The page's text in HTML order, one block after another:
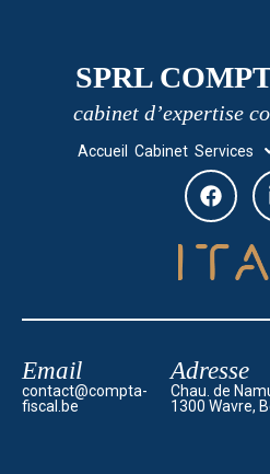
SPRL
cabinet d’expertise
Accueil Cabinet Services
Email
contact@compta-
fiscal.be
Adresse
Chau. de
1300 Wavre,